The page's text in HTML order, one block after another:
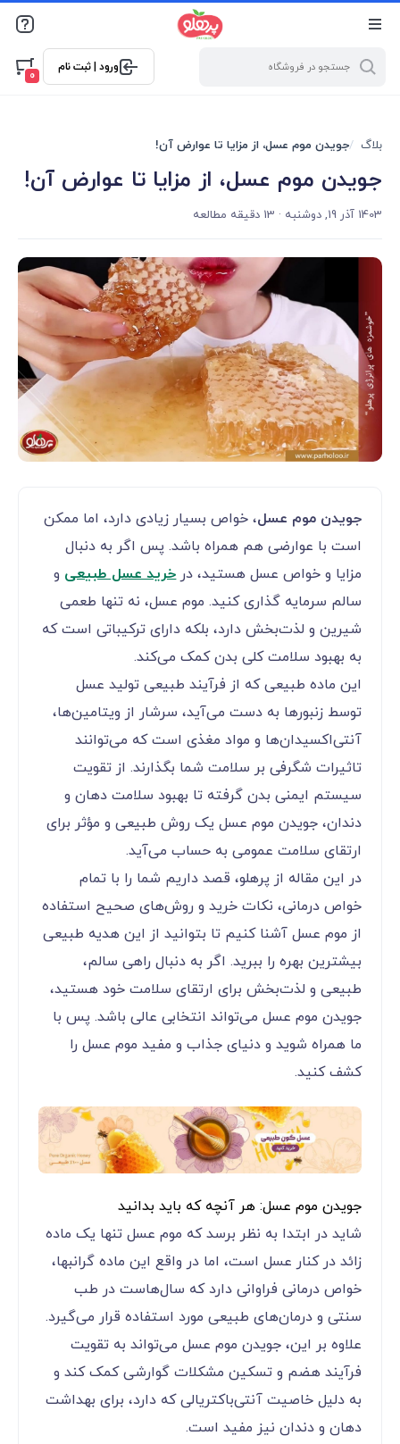
@media screen and (max-width: 500px) { .w-ch{bottom: 125px
!important; left:5px !important;} }
ورود | ثبت نام
0
بلاگ جویدن موم عسل، از مزایا تا عوارض آن!
جویدن موم عسل، از مزایا تا عوارض آن!
1403 آذر 19, دوشنبه · 13 دقیقه مطالعه
جویدن موم عسل، خواص بسیار زیادی دارد، اما ممکن
است با عوارضی هم همراه باشد. پس اگر به دنبال
مزایا و خواص عسل هستید، درخرید عسل طبیعی و
سالم سرمایه گذاری کنید. موم عسل، نه تنها طعمی
شیرین و لذت‌بخش دارد، بلکه دارای ترکیباتی است که
به بهبود سلامت کلی بدن کمک می‌کند.
این ماده طبیعی که از فرآیند طبیعی تولید عسل
توسط زنبورها به دست می‌آید، سرشار از ویتامین‌ها،
آنتی‌اکسیدان‌ها و مواد مغذی است که می‌توانند
تاثیرات شگرفی بر سلامت شما بگذارند. از تقویت
سیستم ایمنی بدن گرفته تا بهبود سلامت دهان و
دندان، جویدن موم عسل یک روش طبیعی و مؤثر برای
ارتقای سلامت عمومی به حساب می‌آید.
در این مقاله از پرهلو، قصد داریم شما را با تمام
خواص درمانی، نکات خرید و روش‌های صحیح استفاده
از موم عسل آشنا کنیم تا بتوانید از این هدیه طبیعی
بیشترین بهره را ببرید. اگر به دنبال راهی سالم،
طبیعی و لذت‌بخش برای ارتقای سلامت خود هستید،
جویدن موم عسل می‌تواند انتخابی عالی باشد. پس با
ما همراه شوید و دنیای جذاب و مفید موم عسل را
کشف کنید.
جویدن موم عسل: هر آنچه که باید بدانید
شاید در ابتدا به نظر برسد که موم عسل تنها یک ماده
زائد در کنار عسل است، اما در واقع این ماده گرانبها،
خواص درمانی فراوانی دارد که سال‌هاست در طب
سنتی و درمان‌های طبیعی مورد استفاده قرار می‌گیرد.
علاوه بر این، جویدن موم عسل می‌تواند به تقویت
فرآیند هضم و تسکین مشکلات گوارشی کمک کند و
به دلیل خاصیت آنتی‌باکتریالی که دارد، برای بهداشت
دهان و دندان نیز مفید است.